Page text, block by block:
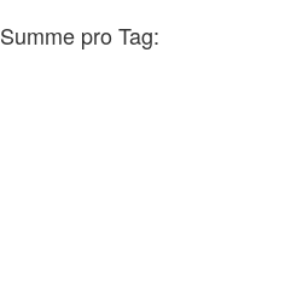
Summe pro Tag: